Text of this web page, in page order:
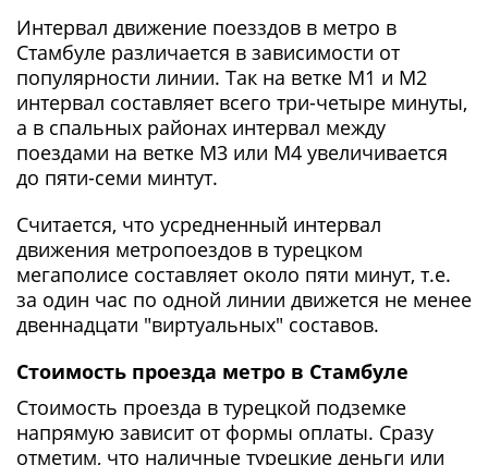
Интервал движение поезздов в метро в
Стамбуле различается в зависимости от
популярности линии. Так на ветке М1 и М2
интервал составляет всего три-четыре минуты,
а в спальных районах интервал между
поездами на ветке М3 или М4 увеличивается
до пяти-семи минтут.
Считается, что усредненный интервал
движения метропоездов в турецком
мегаполисе составляет около пяти минут, т.е.
за один час по одной линии движется не менее
двеннадцати "виртуальных" составов.
Стоимость проезда метро в Стамбуле
Стоимость проезда в турецкой подземке
напрямую зависит от формы оплаты. Сразу
отметим, что наличные турецкие деньги или